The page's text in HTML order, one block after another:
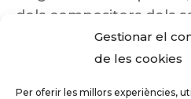
Gestionar el
de les cookies
Per oferir les millors experiències,
dels compositors dels
insuficientment